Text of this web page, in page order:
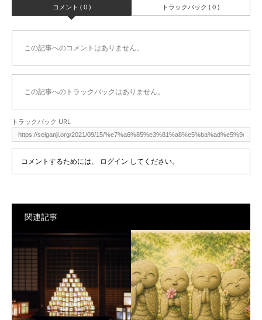
コメント ( 0 ) トラックバック ( 0 )
この記事へのコメントはありません。
この記事へのトラックバックはありません。
トラックバック URL
コメントするためには、 ログイン してください。
関連記事